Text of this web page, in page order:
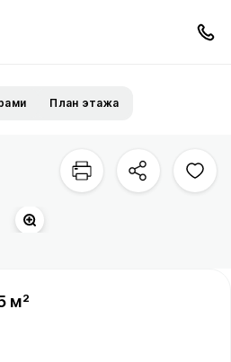
План этажа
м²